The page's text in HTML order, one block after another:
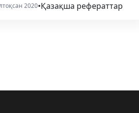
2020•Қазақша рефераттар